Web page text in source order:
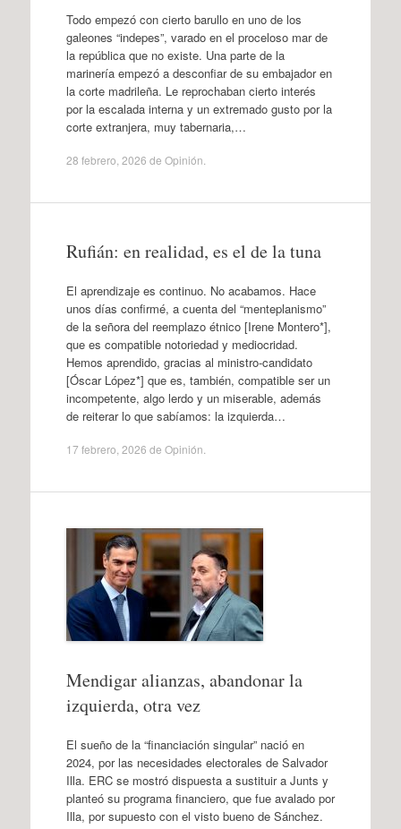
Todo empezó con cierto barullo en uno de los
galeones “indepes”, varado en el proceloso mar de
la república que no existe. Una parte de la
marinería empezó a desconfiar de su embajador en
la corte madrileña. Le reprochaban cierto interés
por la escalada interna y un extremado gusto por la
corte extranjera, muy tabernaria,…
28 febrero, 2026 de Opinión
Rufián: en realidad, es el de la tuna
El aprendizaje es continuo. No acabamos. Hace
unos días confirmé, a cuenta del “menteplanismo”
de la señora del reemplazo étnico [Irene Montero*],
que es compatible notoriedad y mediocridad.
Hemos aprendido, gracias al ministro-candidato
[Óscar López*] que es, también, compatible ser un
incompetente, algo lerdo y un miserable, además
de reiterar lo que sabíamos: la izquierda…
17 febrero, 2026 de Opinión
Mendigar alianzas, abandonar la
izquierda, otra vez
El sueño de la “financiación singular” nació en
2024, por las necesidades electorales de Salvador
Illa. ERC se mostró dispuesta a sustituir a Junts y
planteó su programa financiero, que fue avalado por
Illa, por supuesto con el visto bueno de Sánchez.